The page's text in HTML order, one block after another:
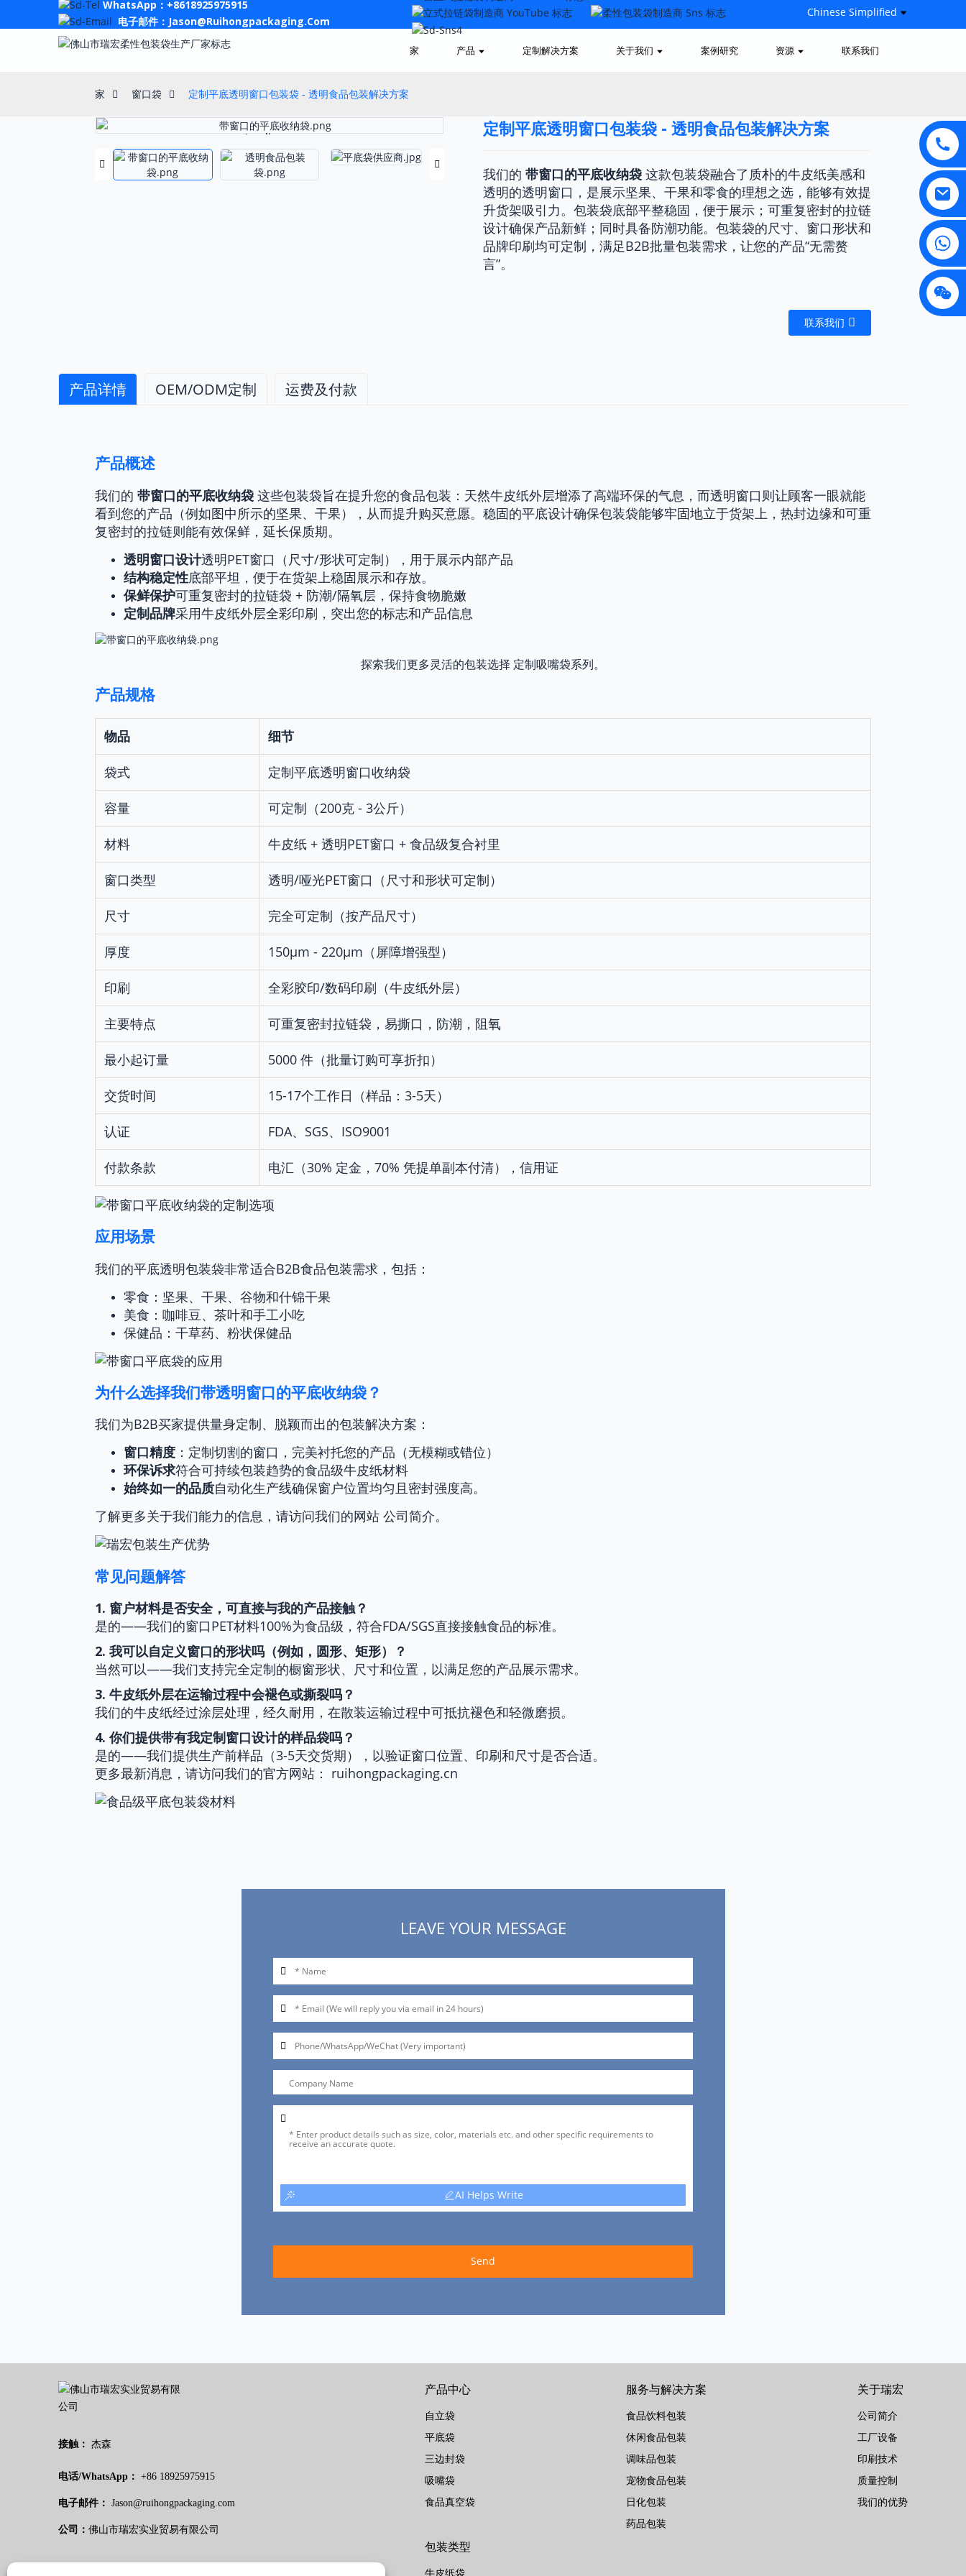
WhatsApp：+8618925975915
电子邮件：Jason@ruihongpackaging.com
Chinese Simplified
家 产品 定制解决方案 关于我们 案例研究 资源 联系我们
家 窗口袋 定制平底透明窗口包装袋 - 透明食品包装解决方案
Loading...
Loading... Loading...
Loading...
定制平底透明窗口包装袋 - 透明食品包装解决方案
我们的 带窗口的平底收纳袋 这款包装袋融合了质朴的牛皮纸美感和
透明的透明窗口，是展示坚果、干果和零食的理想之选，能够有效提
升货架吸引力。包装袋底部平整稳固，便于展示；可重复密封的拉链
设计确保产品新鲜；同时具备防潮功能。包装袋的尺寸、窗口形状和
品牌印刷均可定制，满足B2B批量包装需求，让您的产品“无需赘
言”。
联系我们
产品详情 OEM/ODM定制 运费及付款
产品概述
我们的 带窗口的平底收纳袋 这些包装袋旨在提升您的食品包装：天然牛皮纸外层增添了高端环保的气息，而透明窗口则让顾客一眼就能
看到您的产品（例如图中所示的坚果、干果），从而提升购买意愿。稳固的平底设计确保包装袋能够牢固地立于货架上，热封边缘和可重
复密封的拉链则能有效保鲜，延长保质期。
透明窗口设计透明PET窗口（尺寸/形状可定制），用于展示内部产品
结构稳定性底部平坦，便于在货架上稳固展示和存放。
保鲜保护可重复密封的拉链袋 + 防潮/隔氧层，保持食物脆嫩
定制品牌采用牛皮纸外层全彩印刷，突出您的标志和产品信息
探索我们更多灵活的包装选择 定制吸嘴袋系列。
产品规格
物品 细节
袋式 定制平底透明窗口收纳袋
容量 可定制（200克 - 3公斤）
材料 牛皮纸 + 透明PET窗口 + 食品级复合衬里
窗口类型 透明/哑光PET窗口（尺寸和形状可定制）
尺寸 完全可定制（按产品尺寸）
厚度 150μm - 220μm（屏障增强型）
印刷 全彩胶印/数码印刷（牛皮纸外层）
主要特点 可重复密封拉链袋，易撕口，防潮，阻氧
最小起订量 5000 件（批量订购可享折扣）
交货时间 15-17个工作日（样品：3-5天）
认证 FDA、SGS、ISO9001
付款条款 电汇（30% 定金，70% 凭提单副本付清），信用证
应用场景
我们的平底透明包装袋非常适合B2B食品包装需求，包括：
零食：坚果、干果、谷物和什锦干果
美食：咖啡豆、茶叶和手工小吃
保健品：干草药、粉状保健品
为什么选择我们带透明窗口的平底收纳袋？
我们为B2B买家提供量身定制、脱颖而出的包装解决方案：
窗口精度 ：定制切割的窗口，完美衬托您的产品（无模糊或错位）
环保诉求符合可持续包装趋势的食品级牛皮纸材料
始终如一的品质自动化生产线确保窗户位置均匀且密封强度高。
了解更多关于我们能力的信息，请访问我们的网站 公司简介。
常见问题解答
1. 窗户材料是否安全，可直接与我的产品接触？
是的——我们的窗口PET材料100%为食品级，符合FDA/SGS直接接触食品的标准。
2. 我可以自定义窗口的形状吗（例如，圆形、矩形）？
当然可以——我们支持完全定制的橱窗形状、尺寸和位置，以满足您的产品展示需求。
3. 牛皮纸外层在运输过程中会褪色或撕裂吗？
我们的牛皮纸经过涂层处理，经久耐用，在散装运输过程中可抵抗褪色和轻微磨损。
4. 你们提供带有我定制窗口设计的样品袋吗？
是的——我们提供生产前样品（3-5天交货期），以验证窗口位置、印刷和尺寸是否合适。
更多最新消息，请访问我们的官方网站： ruihongpackaging.cn
运费及付款
海关编码：3923210000
纸箱容积：0.054立方米；3,000-10,000个/箱
包装：定制纸箱 → PE膜防尘 → 牢固固定
船运：经验丰富的货运代理，提供快速、安全的运输服务
LEAVE YOUR MESSAGE
AI Helps Write
Send
接触： 杰森
电话/WhatsApp： +86 18925975915
电子邮件： Jason@ruihongpackaging.com
公司： 佛山市瑞宏实业贸易有限公司
产品中心
自立袋
平底袋
三边封袋
吸嘴袋
食品真空袋
包装类型
牛皮纸袋
服务与解决方案
食品饮料包装
休闲食品包装
调味品包装
宠物食品包装
日化包装
药品包装
关于瑞宏
公司简介
工厂设备
印刷技术
质量控制
我们的优势